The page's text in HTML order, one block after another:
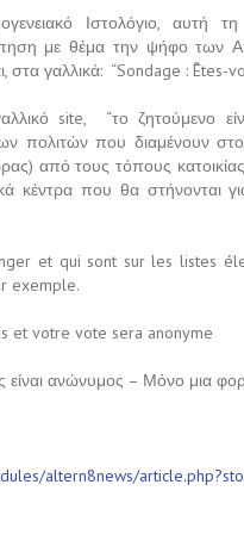
Ιστολόγιο, αυτή
με θέμα την ψήφο των
στα γαλλικά: “Sondage :
site, “το ζητούμενο
πολιτών που διαμένουν στο
από τους τόπους
κέντρα που θα στήνονται
et qui sont sur les listes
exemple.
et votre vote sera anonyme
είναι ανώνυμος – Μόνο μια
altern8news/